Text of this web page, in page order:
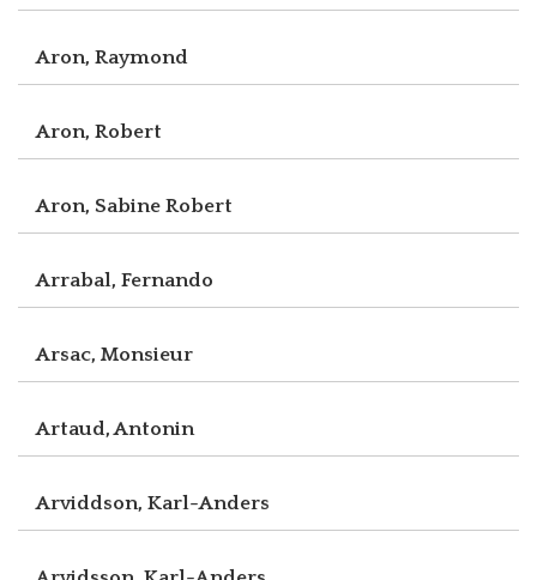
Aron, Raymond
Aron, Robert
Aron, Sabine Robert
Arrabal, Fernando
Arsac, Monsieur
Artaud, Antonin
Arviddson, Karl-Anders